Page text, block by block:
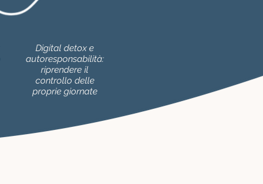
Digital detox e
autoresponsabilità:
riprendere il
controllo delle
proprie giornate